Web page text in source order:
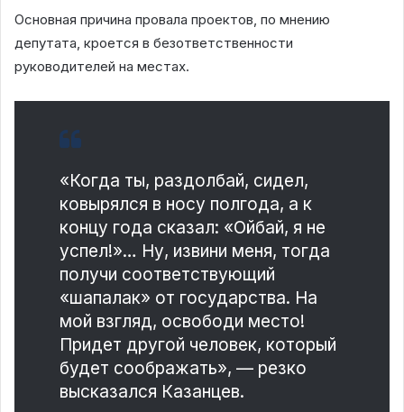
Основная причина провала проектов, по мнению
депутата, кроется в безответственности
руководителей на местах.
«Когда ты, раздолбай, сидел,
ковырялся в носу полгода, а к
концу года сказал: «Ойбай, я не
успел!»… Ну, извини меня, тогда
получи соответствующий
«шапалак» от государства. На
мой взгляд, освободи место!
Придет другой человек, который
будет соображать», — резко
высказался Казанцев.